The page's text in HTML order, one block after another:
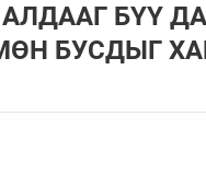
БҮҮ
БУСДЫГ